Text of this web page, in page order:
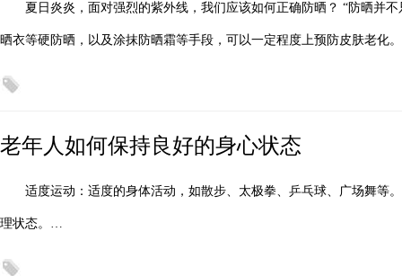
夏日炎炎，面对强烈的紫外线，我们应该如何正确防晒？ “防晒并
晒衣等硬防晒，以及涂抹防晒霜等手段，可以一定程度上预防皮肤老化
老年人如何保持良好的身心状态
适度运动：适度的身体活动，如散步、太极拳、乒乓球、广场舞等
理状态。…